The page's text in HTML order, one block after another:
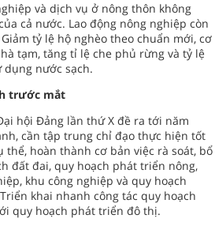
và dịch vụ ở nông thôn không
cả nước. Lao động nông nghiệp còn
tỷ lệ hộ nghèo theo chuẩn mới, cơ
tạm, tăng tỉ lệ che phủ rừng và tỷ lệ
nước sạch.
trước mắt
hội Ðảng lần thứ X đề ra tới năm
cần tập trung chỉ đạo thực hiện tốt
thể, hoàn thành cơ bản việc rà soát, bổ
đất đai, quy hoạch phát triển nông,
khu công nghiệp và quy hoạch
khai nhanh công tác quy hoạch
quy hoạch phát triển đô thị.